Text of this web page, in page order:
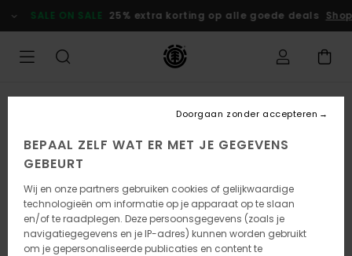
naar
Productinformatie
SALE ON SALE 25% extra korting op alle goede deals
BEPAAL ZELF WAT ER MET JE GEGEVENS
GEBEURT
Wij en onze partners gebruiken cookies of gelijkwaardige
technologieën om informatie op je apparaat op te slaan
en/of te raadplegen. Deze persoonsgegevens (zoals je
navigatiegegevens en je IP-adres) kunnen worden gebruikt
om je gepersonaliseerde publicaties en content te
Doorgaan zonder accepteren